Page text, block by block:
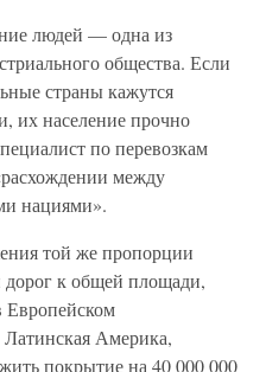
людей — одна из
общества. Если
страны кажутся
их население прочно
по перевозкам
между
нациями».
той же пропорции
к общей площади,
Европейском
Америка,
покрытие на 40 000 000